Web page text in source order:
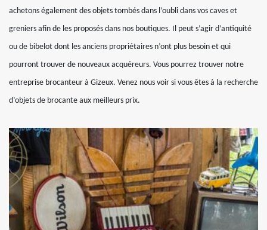
achetons également des objets tombés dans l’oubli dans vos caves et
greniers afin de les proposés dans nos boutiques. Il peut s’agir d’antiquité
ou de bibelot dont les anciens propriétaires n’ont plus besoin et qui
pourront trouver de nouveaux acquéreurs. Vous pourrez trouver notre
entreprise brocanteur à Gizeux. Venez nous voir si vous êtes à la recherche
d’objets de brocante aux meilleurs prix.